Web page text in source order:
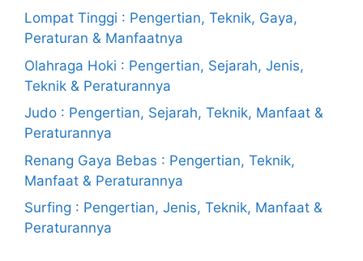
Lompat Tinggi : Pengertian, Teknik, Gaya,
Peraturan & Manfaatnya
Olahraga Hoki : Pengertian, Sejarah, Jenis,
Teknik & Peraturannya
Judo : Pengertian, Sejarah, Teknik, Manfaat &
Peraturannya
Renang Gaya Bebas : Pengertian, Teknik,
Manfaat & Peraturannya
Surfing : Pengertian, Jenis, Teknik, Manfaat &
Peraturannya